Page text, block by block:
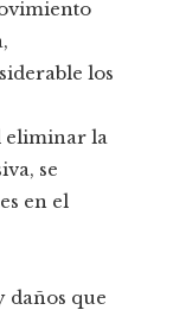
los
eliminar la
se
en el
daños que